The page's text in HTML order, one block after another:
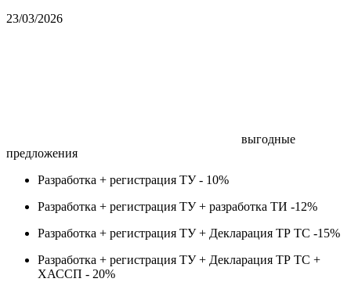
23/03/2026
выгодные
предложения
Разработка + регистрация ТУ - 10%
Разработка + регистрация ТУ + разработка ТИ -12%
Разработка + регистрация ТУ + Декларация ТР ТС -15%
Разработка + регистрация ТУ + Декларация ТР ТС +
ХАССП - 20%